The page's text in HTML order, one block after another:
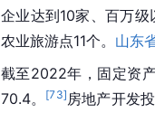
企业达到10家、百万
农业旅游点11个。 山东
截至2022年，固定资
70.4。
[73] 房地产开发